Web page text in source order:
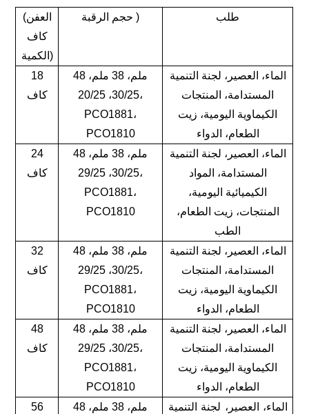
(العفن
كاف
الكمية)
حجم الرقبة ) طلب
18
كاف
48 ملم، 38 ملم،
30/25، 20/25،
PCO1881،
PCO1810
الماء، العصير، لجنة التنمية
المستدامة، المنتجات
الكيماوية اليومية، زيت
الطعام، الدواء
24
كاف
48 ملم، 38 ملم،
30/25، 29/25،
PCO1881،
PCO1810
الماء، العصير، لجنة التنمية
المستدامة، المواد
الكيميائية اليومية،
المنتجات، زيت الطعام،
الطب
32
كاف
48 ملم، 38 ملم،
30/25، 29/25،
PCO1881،
PCO1810
الماء، العصير، لجنة التنمية
المستدامة، المنتجات
الكيماوية اليومية، زيت
الطعام، الدواء
48
كاف
48 ملم، 38 ملم،
30/25، 29/25،
PCO1881،
PCO1810
الماء، العصير، لجنة التنمية
المستدامة، المنتجات
الكيماوية اليومية، زيت
الطعام، الدواء
56
48 ملم، 38 ملم،
الماء، العصير، لجنة التنمية